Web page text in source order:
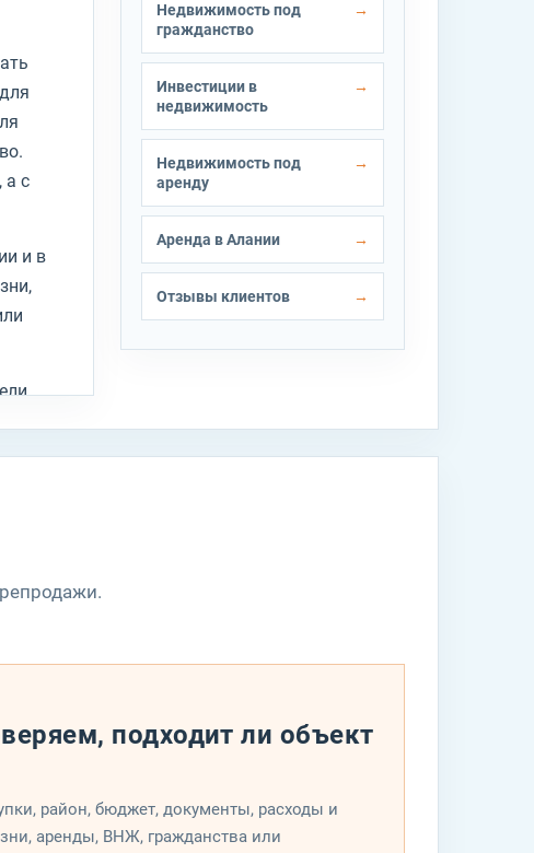
а с
и в
в
Недвижимость под
гражданство
Инвестиции в
недвижимость
Недвижимость под
аренду
Аренда в Алании
Отзывы клиентов
подходит ли объект
район, бюджет, документы, расходы и
аренды, ВНЖ, гражданства или